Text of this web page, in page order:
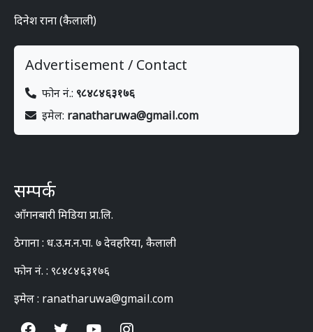
दिनेश राना (कैलाली)
Advertisement / Contact
फोन नं.: ९८४८४६३१७६
इमेल: ranatharuwa@gmail.com
सम्पर्क
आँगनबारी मिडिया प्रा.लि.
ठेगाना : ध.उ.म.न.पा. ७ देवहरिया, कैलाली
फोन नं. : ९८४८४६३१७६
इमेल : ranatharuwa@gmail.com